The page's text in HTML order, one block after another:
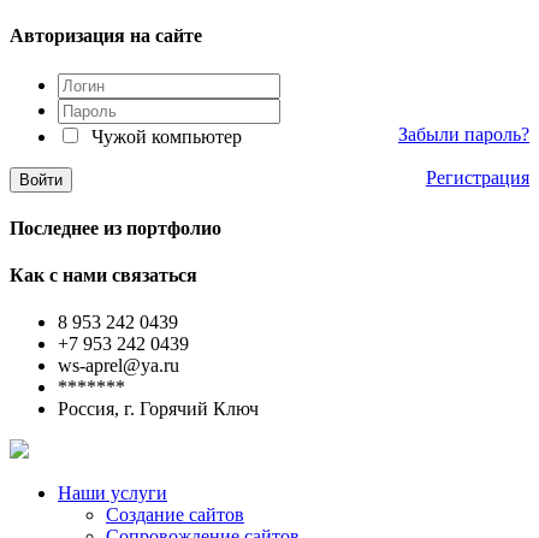
Авторизация на сайте
Чужой компьютер Забыли пароль?
Регистрация
Последнее из портфолио
Как с нами связаться
8 953 242 0439
+7 953 242 0439
ws-aprel@ya.ru
*******
Россия, г. Горячий Ключ
Наши услуги
Создание сайтов